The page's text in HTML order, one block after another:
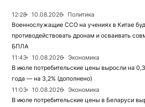
12:28 10.08.2026
Политика
Военнослужащие ССО на учениях в Китае
противодействовать дронам и осваивать
БПЛА
11:43
10.08.2026
Экономика
В июле потребительские цены выросли на
года — на 3,2% (дополнено)
11:03
10.08.2026
Экономика
В июле потребительские цены в Беларуси